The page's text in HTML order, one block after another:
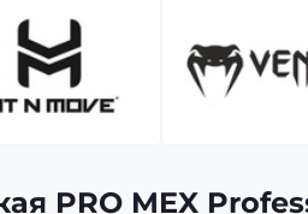
PRO MEX